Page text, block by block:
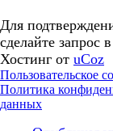
Для
сделайте запрос
Хостинг от uCoz
Пользовательское
Политика
данных